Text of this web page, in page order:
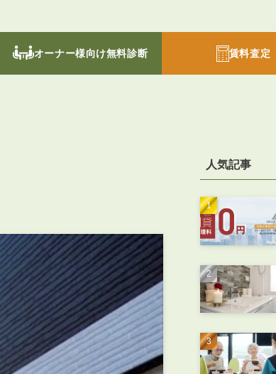
オーナー様向け無料診断 賃料査定
人気記事